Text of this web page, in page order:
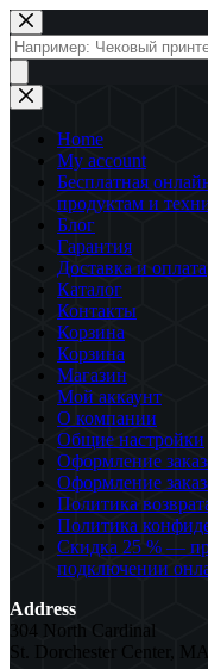
Перейти
к
сути
Поиск
товаров
Home
My account
Бесплатная
продуктам и
Блог
Гарантия
Доставка и оплата
Каталог
Контакты
Корзина
Корзина
Магазин
Мой аккаунт
О компании
Общие настройки
Оформление
Оформление
Политика
Политика
Скидка 25 % —
подключении
Address
304 North Cardinal
St. Dorchester Center,